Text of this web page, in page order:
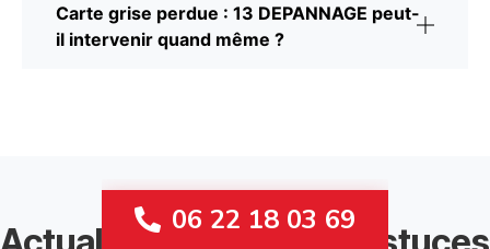
Carte grise perdue : 13 DEPANNAGE peut-
il intervenir quand même ?
06 22 18 03 69